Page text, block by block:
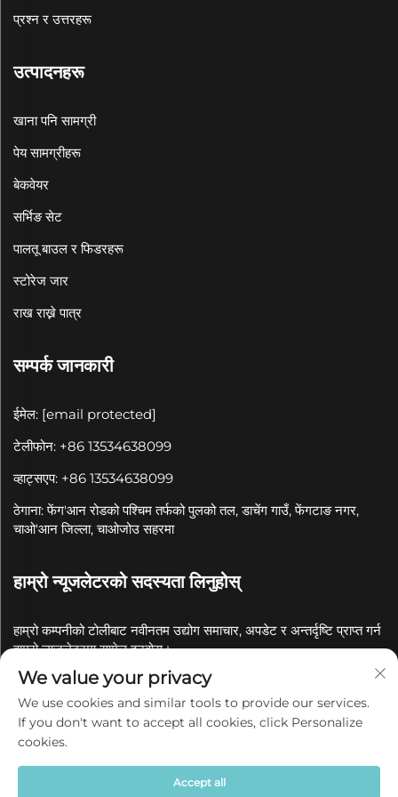
प्रश्न र उत्तरहरू
उत्पादनहरू
खाना पनि सामग्री
पेय सामग्रीहरू
बेकवेयर
सर्भिङ सेट
पालतू बाउल र फिडरहरू
स्टोरेज जार
राख राख्ने पात्र
सम्पर्क जानकारी
ईमेल: [email protected]
टेलीफोन: +86 13534638099
व्हाट्सएप: +86 13534638099
ठेगाना: फेंग'आन रोडको पश्चिम तर्फको पुलको तल, डाचेंग गाउँ, फेंगटाङ नगर,
चाओ'आन जिल्ला, चाओजोउ सहरमा
हाम्रो न्यूजलेटरको सदस्यता लिनुहोस्
हाम्रो कम्पनीको टोलीबाट नवीनतम उद्योग समाचार, अपडेट र अन्तर्दृष्टि प्राप्त गर्न
हाम्रो न्यूजलेटरमा सामेल हुनुहोस्।
सदस्यता लिनुहोस्
कॉपीराइट © 2025 चाओजोउ क्वानयुए सिरामिक कं, लिमिटेडको नाममा
गोपनीयता नीति
We value your privacy
We use cookies and similar tools to provide our services.
If you don't want to accept all cookies, click Personalize
cookies.
Accept all